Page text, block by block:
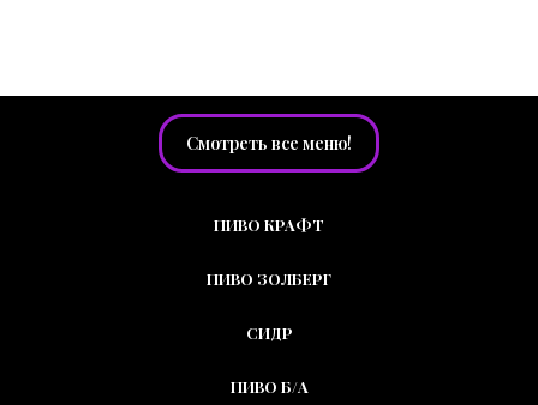
Смотреть все меню!
ПИВО КРАФТ
ПИВО ЗОЛБЕРГ
СИДР
ПИВО Б/А